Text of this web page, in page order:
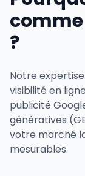
comme
?
Notre
visibilité en
publicité
génératives
votre marché
mesurables.